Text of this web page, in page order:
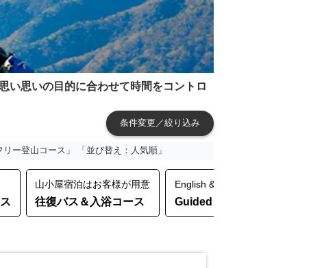
い思いの目的に合わせて時間をコントロ
条件変更／絞り込み
ー登山コース」 「並び替え：人気順」
山小屋宿泊はお客様が用意
往復バス＆入浴コース
English & Chinese Support
Guided Moutain Tour